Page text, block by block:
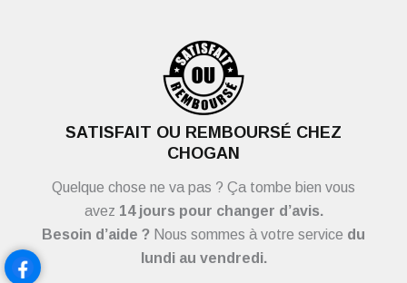
SATISFAIT OU REMBOURSÉ CHEZ
CHOGAN
Quelque chose ne va pas ? Ça tombe bien vous
avez 14 jours pour changer d’avis.
Besoin d’aide ? Nous sommes à votre service du
lundi au vendredi.